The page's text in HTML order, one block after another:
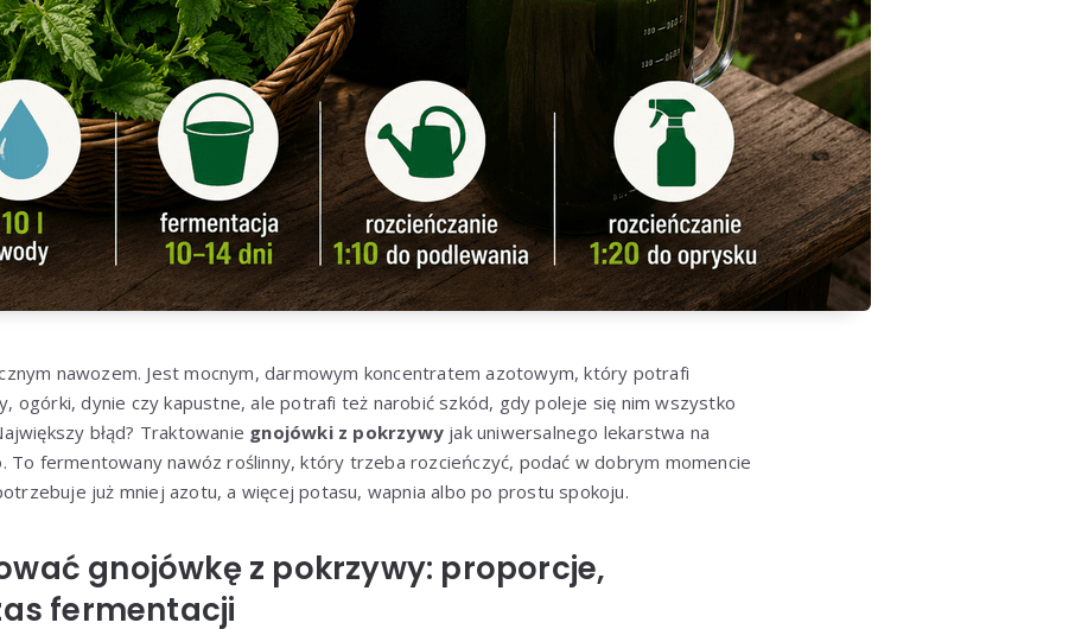
nawozem. Jest mocnym, darmowym koncentratem azotowym, który potrafi
ogórki, dynie czy kapustne, ale potrafi też narobić szkód, gdy poleje się nim wszystko
błąd? Traktowanie gnojówki z pokrzywy jak uniwersalnego lekarstwa na
To fermentowany nawóz roślinny, który trzeba rozcieńczyć, podać w dobrym momencie
już mniej azotu, a więcej potasu, wapnia albo po prostu spokoju.
gnojówkę z pokrzywy: proporcje,
fermentacji